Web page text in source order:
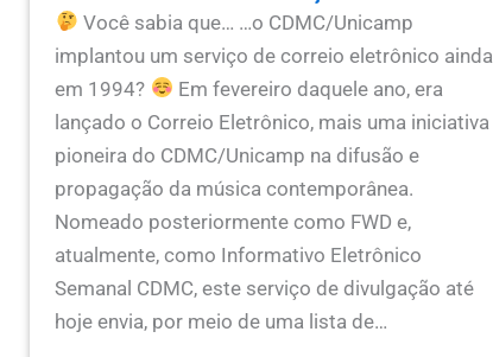
Você sabia que… …o CDMC/Unicamp
implantou um serviço de correio eletrônico ainda
em 1994?
Em fevereiro daquele ano, era
lançado o Correio Eletrônico, mais uma iniciativa
pioneira do CDMC/Unicamp na difusão e
propagação da música contemporânea.
Nomeado posteriormente como FWD e,
atualmente, como Informativo Eletrônico
Semanal CDMC, este serviço de divulgação até
hoje envia, por meio de uma lista de…